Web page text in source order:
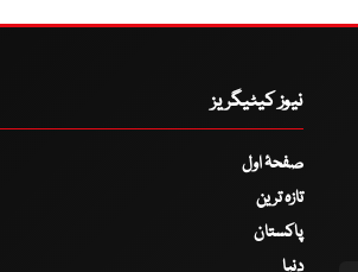
نیوز کیٹیگریز
صفحۂ اول
تازہ ترین
پاکستان